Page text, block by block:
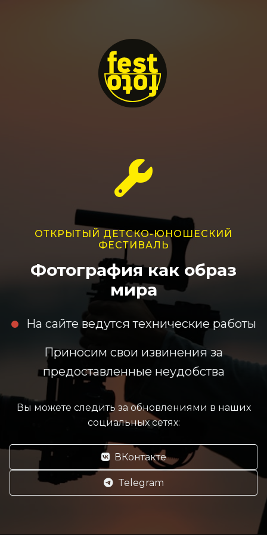
ОТКРЫТЫЙ ДЕТСКО-ЮНОШЕСКИЙ
ФЕСТИВАЛЬ
Фотография как образ
мира
На сайте ведутся технические работы
Приносим свои извинения за
предоставленные неудобства
Вы можете следить за обновлениями в наших
социальных сетях:
ВКонтакте
Telegram